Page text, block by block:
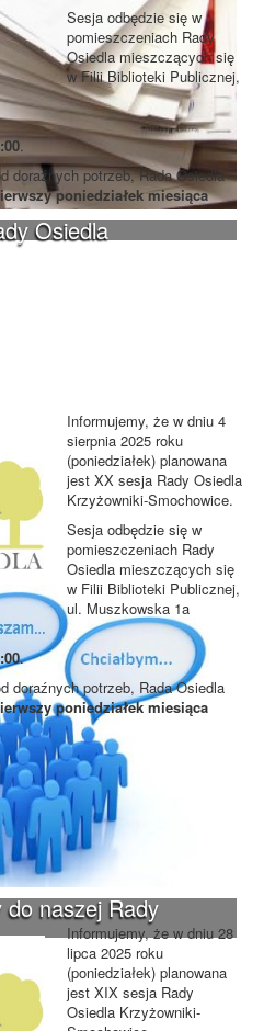
Osiedla
naszej Rady
Sesja odbędzie się w
pomieszczeniach Rady
Osiedla mieszczących się
w Filii Biblioteki Publicznej,
.
doraźnych potrzeb, Rada Osiedla
poniedziałek miesiąca
Informujemy, że w dniu 4
sierpnia 2025 roku
(poniedziałek) planowana
jest XX sesja Rady Osiedla
Krzyżowniki-Smochowice.
Sesja odbędzie się w
pomieszczeniach Rady
Osiedla mieszczących się
w Filii Biblioteki Publicznej,
ul. Muszkowska 1a
.
doraźnych potrzeb, Rada Osiedla
poniedziałek miesiąca
Informujemy, że w dniu 28
lipca 2025 roku
(poniedziałek) planowana
jest XIX sesja Rady
Osiedla Krzyżowniki-